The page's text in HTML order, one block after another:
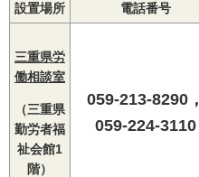
設置場所 電話番号
三重県労
働相談室
（三重県
勤労者福
祉会館1
階）
059-213-8290，
059‐224‐3110